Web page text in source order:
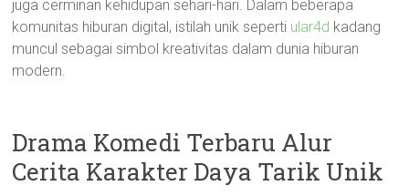
juga cerminan kehidupan sehari-hari. Dalam beberapa
komunitas hiburan digital, istilah unik seperti ular4d kadang
muncul sebagai simbol kreativitas dalam dunia hiburan
modern.
Drama Komedi Terbaru Alur
Cerita Karakter Daya Tarik Unik